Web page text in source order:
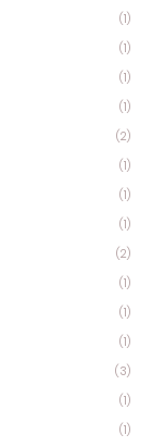
(1)
(1)
(1)
(1)
(2)
(1)
(1)
(1)
(2)
(1)
(1)
(1)
(3)
(1)
(1)